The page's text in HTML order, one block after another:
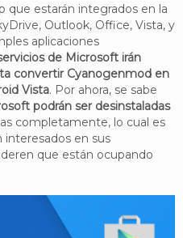
que estarán integrados en la
Outlook, Office, Vista, y
aplicaciones
de Microsoft irán
convertir Cyanogenmod en
Vista. Por ahora, se sabe
podrán ser desinstaladas
completamente, lo cual es
interesados en sus
que están ocupando